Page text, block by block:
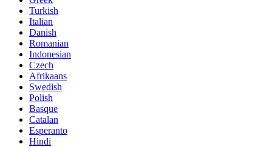
Turkish
Italian
Danish
Romanian
Indonesian
Czech
Afrikaans
Swedish
Polish
Basque
Catalan
Esperanto
Hindi